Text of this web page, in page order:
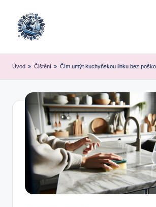
Úvod » Čištění » Čím umýt kuchyňskou linku bez